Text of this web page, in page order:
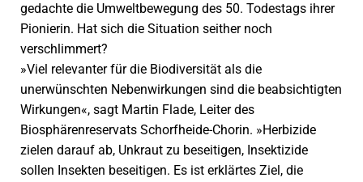
gedachte die Umweltbewegung des 50. Todestags ihrer
Pionierin. Hat sich die Situation seither noch
verschlimmert?
»Viel relevanter für die Biodiversität als die
unerwünschten Nebenwirkungen sind die beabsichtigten
Wirkungen«, sagt Martin Flade, Leiter des
Biosphärenreservats Schorfheide-Chorin. »Herbizide
zielen dar­auf ab, Unkraut zu beseitigen, Insektizide
sollen Insekten beseitigen. Es ist erklärtes Ziel, die